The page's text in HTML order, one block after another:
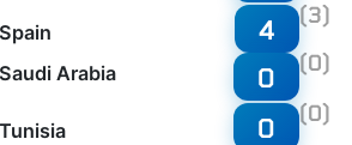
Spain
Saudi Arabia
4 (3)
0 (0)
Tunisia
0 (0)